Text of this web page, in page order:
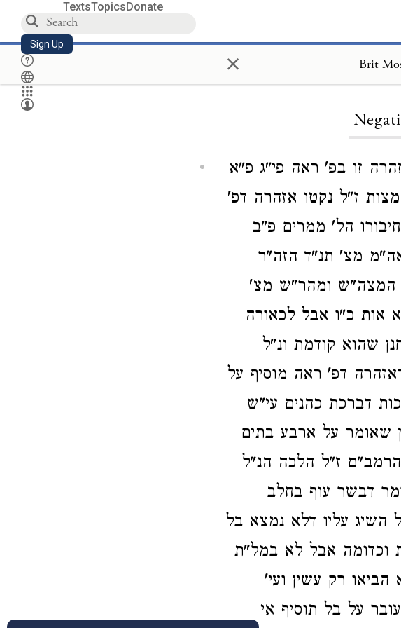
TextsTopicsDonate
Sign Up × Brit
זו בפ' ראה פי"ג פ"א
ז"ל נקטו אזהרה דפ'
הל' ממרים פ"ב
מצ' תנ"ד הזה"ר
המצה"ש ומהר"ש מצ'
אות כ"ו אבל לכאורה
שהוא קודמת ונ"ל
דפ' ראה מוסיף על
דברכת כהנים עי"ש
שאומר על ארבע בתים
ז"ל הלכה הנ"ל
דבשר עוף בחלב
השיג עליו דלא נמצא בל
וכדומה אבל לא במל"ת
רק עשין ועי'
על בל תוסיף אי